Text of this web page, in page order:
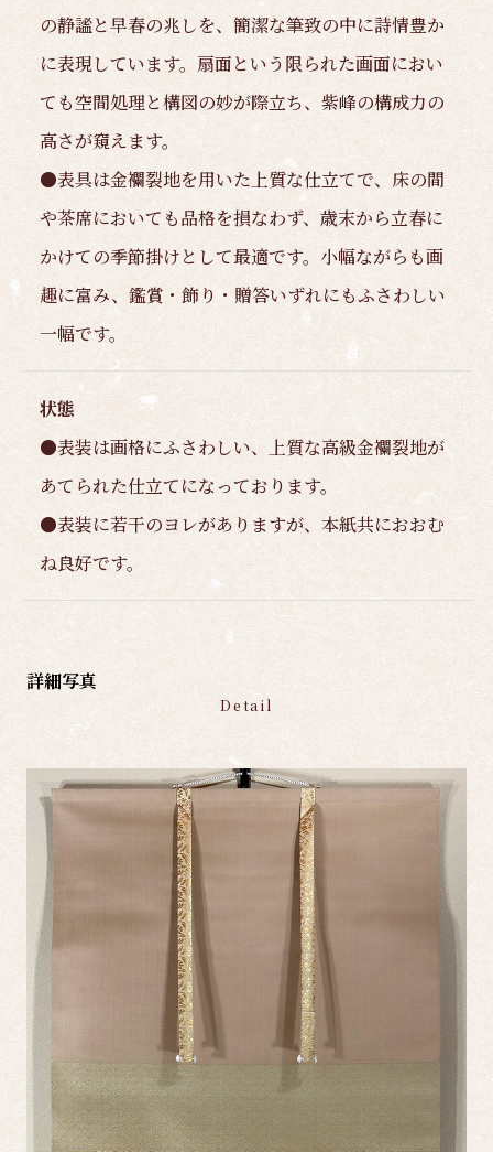
の静謐と早春の兆しを、簡潔な筆致の中に詩情豊か
に表現しています。扇面という限られた画面におい
ても空間処理と構図の妙が際立ち、紫峰の構成力の
高さが窺えます。
●表具は金襴裂地を用いた上質な仕立てで、床の間
や茶席においても品格を損なわず、歳末から立春に
かけての季節掛けとして最適です。小幅ながらも画
趣に富み、鑑賞・飾り・贈答いずれにもふさわしい
一幅です。
状態
●表装は画格にふさわしい、上質な高級金襴裂地が
あてられた仕立てになっております。
●表装に若干のヨレがありますが、本紙共におおむ
ね良好です。
詳細写真
Detail